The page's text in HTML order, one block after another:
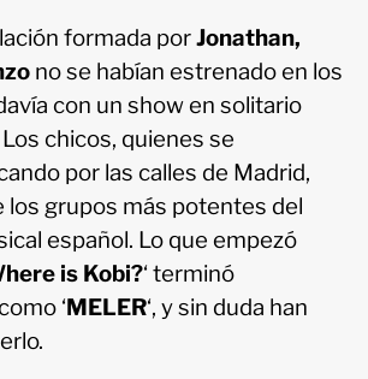
formada porJonathan,
no se habían estrenado en los
con un show en solitario
chicos, quienes se
por las calles de Madrid,
los grupos más potentes del
español. Lo que empezó
is Kobi?‘ terminó
‘MELER‘, y sin duda han